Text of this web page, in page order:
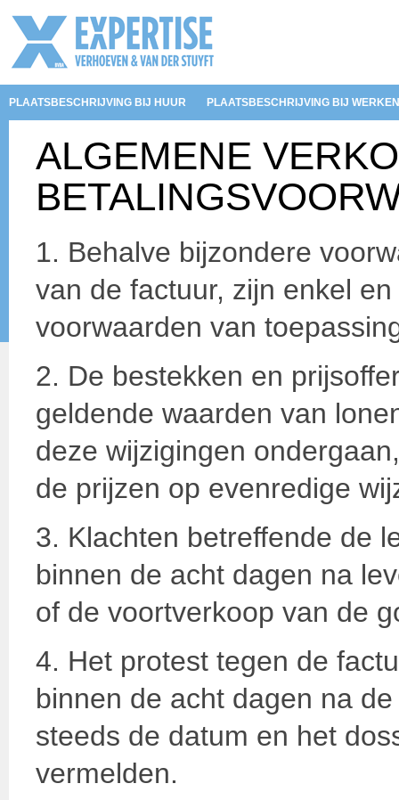
PLAATSBESCHRIJVING BIJ HUUR PLAATSBESCHRIJVING BIJ WERKEN
ALGEMENE
1. Behalve bijzondere
van de factuur, zijn enkel
voorwaarden van
2. De bestekken en
geldende waarden van
deze wijzigingen
de prijzen op evenredige
3. Klachten betreffende de
binnen de acht dagen na
of de voortverkoop van de
4. Het protest tegen de
binnen de acht dagen na
steeds de datum en het
vermelden.